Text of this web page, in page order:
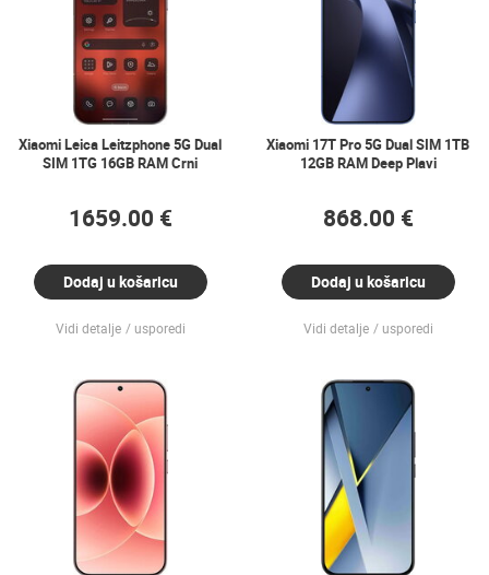
Xiaomi Leica Leitzphone 5G Dual
SIM 1TG 16GB RAM Crni
1659.00 €
Dodaj u košaricu
Vidi detalje usporedi
Xiaomi 17T Pro 5G Dual SIM 1TB
12GB RAM Deep Plavi
868.00 €
Dodaj u košaricu
Vidi detalje usporedi